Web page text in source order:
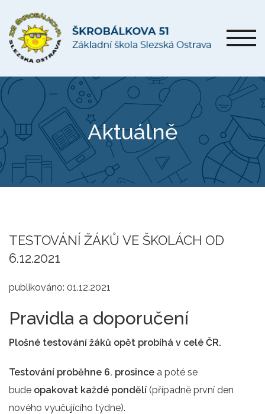
Aktuálně
TESTOVÁNÍ ŽÁKŮ VE ŠKOLÁCH OD
6.12.2021
publikováno: 01.12.2021
Pravidla a doporučení
Plošné testování žáků opět probíhá v celé ČR.
Testování proběhne 6. prosince a poté se
bude opakovat každé pondělí (případně první den
nového vyučujícího týdne).